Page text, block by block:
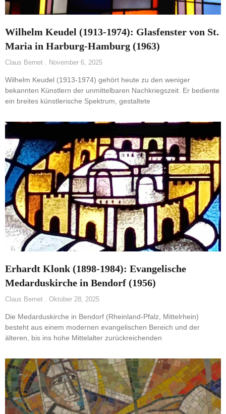
Wilhelm Keudel (1913-1974): Glasfenster von St.
Maria in Harburg-Hamburg (1963)
Claus Bernet November 6, 2025
Wilhelm Keudel (1913-1974) gehört heute zu den weniger
bekannten Künstlern der unmittelbaren Nachkriegszeit. Er bediente
ein breites künstlerische Spektrum, gestaltete
Erhardt Klonk (1898-1984): Evangelische
Medarduskirche in Bendorf (1956)
Claus Bernet Oktober 28, 2025
Die Medarduskirche in Bendorf (Rheinland-Pfalz, Mittelrhein)
besteht aus einem modernen evangelischen Bereich und der
älteren, bis ins hohe Mittelalter zurückreichenden